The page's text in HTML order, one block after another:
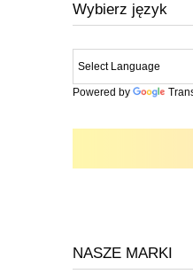
Wybierz język
Powered by
NASZE MARKI